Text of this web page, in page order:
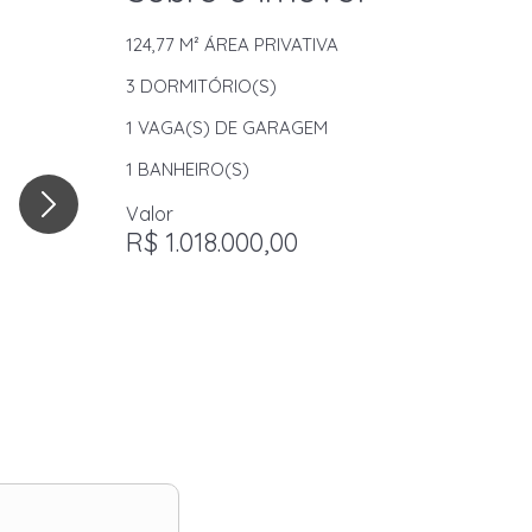
124,77 M² ÁREA PRIVATIVA
3 DORMITÓRIO(S)
1 VAGA(S) DE GARAGEM
1 BANHEIRO(S)
Valor
R$ 1.018.000,00